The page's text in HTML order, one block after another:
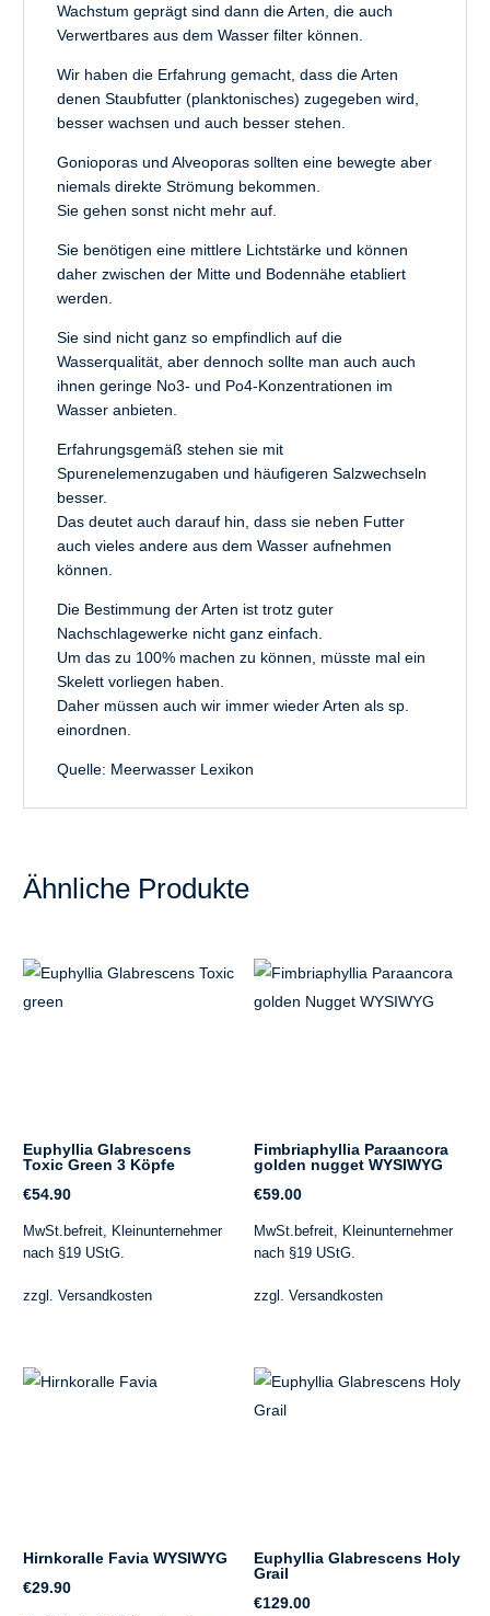
Wachstum geprägt sind dann die Arten, die auch
Verwertbares aus dem Wasser filter können.
Wir haben die Erfahrung gemacht, dass die Arten
denen Staubfutter (planktonisches) zugegeben wird,
besser wachsen und auch besser stehen.
Gonioporas und Alveoporas sollten eine bewegte aber
niemals direkte Strömung bekommen.
Sie gehen sonst nicht mehr auf.
Sie benötigen eine mittlere Lichtstärke und können
daher zwischen der Mitte und Bodennähe etabliert
werden.
Sie sind nicht ganz so empfindlich auf die
Wasserqualität, aber dennoch sollte man auch auch
ihnen geringe No3- und Po4-Konzentrationen im
Wasser anbieten.
Erfahrungsgemäß stehen sie mit
Spurenelemenzugaben und häufigeren Salzwechseln
besser.
Das deutet auch darauf hin, dass sie neben Futter
auch vieles andere aus dem Wasser aufnehmen
können.
Die Bestimmung der Arten ist trotz guter
Nachschlagewerke nicht ganz einfach.
Um das zu 100% machen zu können, müsste mal ein
Skelett vorliegen haben.
Daher müssen auch wir immer wieder Arten als sp.
einordnen.
Quelle: Meerwasser Lexikon
Ähnliche Produkte
Euphyllia Glabrescens
Toxic Green 3 Köpfe
€54.90
MwSt.befreit, Kleinunternehmer
nach §19 UStG.
zzgl. Versandkosten
Fimbriaphyllia Paraancora
golden nugget WYSIWYG
€59.00
MwSt.befreit, Kleinunternehmer
nach §19 UStG.
zzgl.Versandkosten
Hirnkoralle Favia WYSIWYG
€29.90
Euphyllia Glabrescens Holy
Grail
€129.00